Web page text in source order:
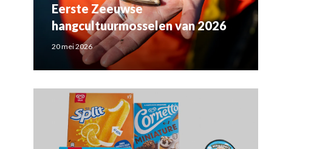
Eerste Zeeuwse
hangcultuurmosselen van 2026
20 mei 2026